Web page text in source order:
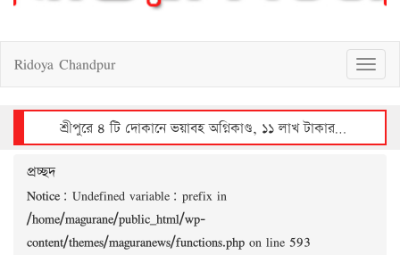
T
o
g
g
l
a
t
Ridoya Chandpur
শ্রীপুরে ৪ টি দোকানে ভয়াবহ অগ্নিকাণ্ড, ১১ লাখ টাকার ক্ষয়ক্ষতি
প্রচ্ছদ
Notice : Undefined variable: prefix in
/home/magurane/public_html/wp-
content/themes/maguranews/functions.php on line 593